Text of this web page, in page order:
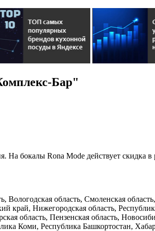
Бар"
На бокалы Rona Mode действует скидка
Вологодская область, Смоленская
край, Нижегородская область,
область, Пензенская область,
Коми, Республика Башкортостан,